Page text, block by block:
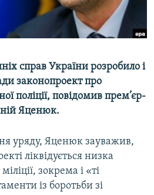
справ України розробило і
законопроект про
поліції, повідомив прем’єр-
Яценюк.
уряду, Яценюк зауважив,
ліквідується низка
зокрема і «ті
із боротьби зі